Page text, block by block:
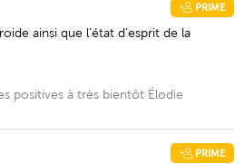
PRIME
ainsi que l’état d’esprit de la
positives à très bientôt Élodie
PRIME